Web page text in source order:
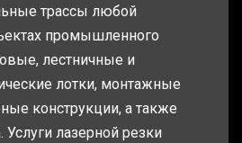
трассы любой
промышленного
лестничные и
лотки, монтажные
конструкции, а также
лазерной резки